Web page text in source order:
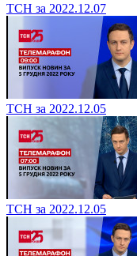
ТСН за 2022.12.07
ТСН за 2022.12.05
ТСН за 2022.12.05